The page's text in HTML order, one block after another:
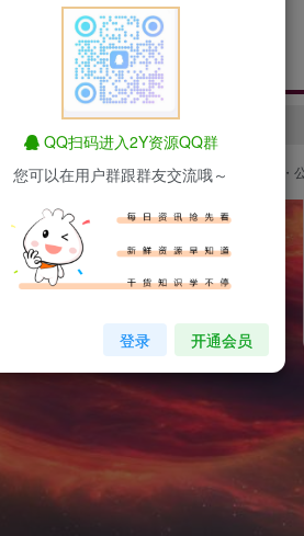
QQ扫码进入2Y资源QQ群
您可以在用户群跟群友交流哦～
登录 开通会员
关于我们
站点地图
All Rights Reserved.滇ICP备2023004474号-1 ・